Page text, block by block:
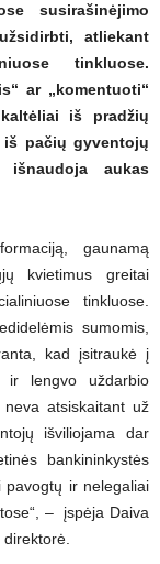
susirašinėjimo
atliekant
tinkluose.
ar „komentuoti“
iš pradžių
iš pačių gyventojų
aukas
gaunamą
kvietimus greitai
tinkluose.
sumomis,
kad įsitraukė į
ir lengvo uždarbio
atsiskaitant už
išviliojama dar
bankininkystės
pavogtų ir nelegaliai
– įspėja Daiva